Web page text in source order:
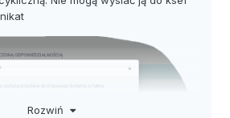
Rozwiń